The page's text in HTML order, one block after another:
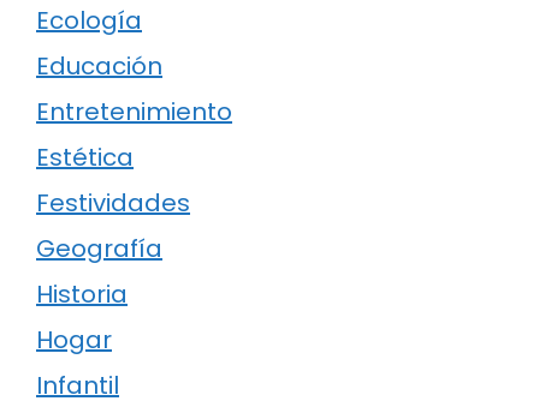
Ecología
Educación
Entretenimiento
Estética
Festividades
Geografía
Historia
Hogar
Infantil